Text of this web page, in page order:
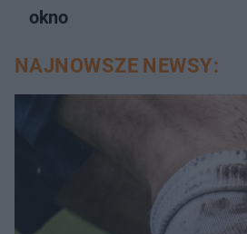
okno
NAJNOWSZE NEWSY: